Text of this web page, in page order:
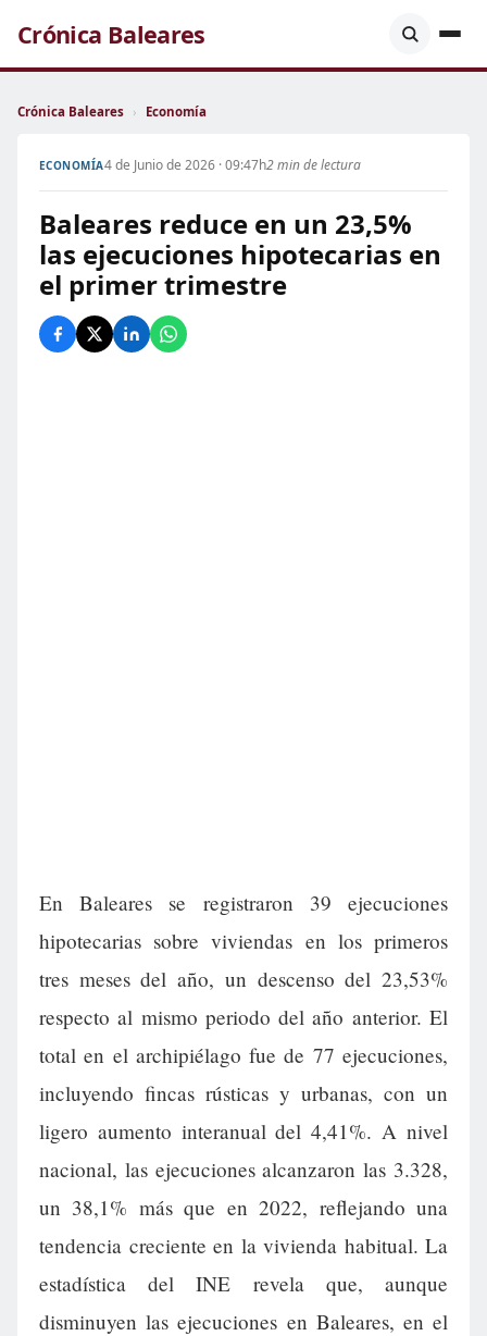
Crónica Baleares
Crónica Baleares › Economía
ECONOMÍA4 de Junio de 2026 · 09:47h2 min de lectura
Baleares reduce en un 23,5%
las ejecuciones hipotecarias en
el primer trimestre
En Baleares se registraron 39 ejecuciones
hipotecarias sobre viviendas en los primeros
tres meses del año, un descenso del 23,53%
respecto al mismo periodo del año anterior. El
total en el archipiélago fue de 77 ejecuciones,
incluyendo fincas rústicas y urbanas, con un
ligero aumento interanual del 4,41%. A nivel
nacional, las ejecuciones alcanzaron las 3.328,
un 38,1% más que en 2022, reflejando una
tendencia creciente en la vivienda habitual. La
estadística del INE revela que, aunque
disminuyen las ejecuciones en Baleares, en el